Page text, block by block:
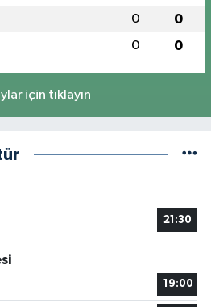
0 0
0 0
için tıklayın
21:30
19:00